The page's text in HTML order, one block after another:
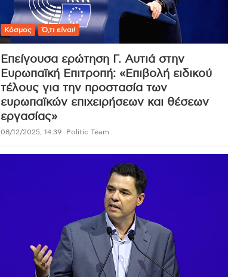
Κόσμος Ό,τι είναι!
Επείγουσα ερώτηση Γ. Αυτιά στην
Ευρωπαϊκή Επιτροπή: «Επιβολή ειδικού
τέλους για την προστασία των
ευρωπαϊκών επιχειρήσεων και θέσεων
εργασίας»
08/12/2025, 14:39 Politic Team